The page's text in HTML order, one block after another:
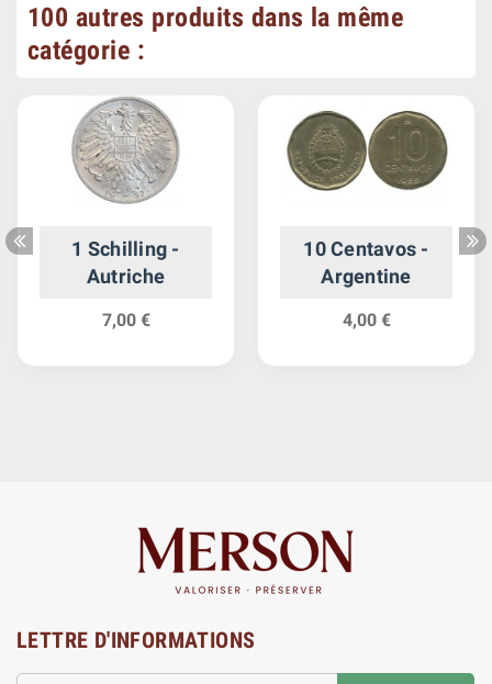
100 autres produits dans la même
catégorie :
1 Schilling -
Autriche
7,00 €
10 Centavos -
Argentine
4,00 €
LETTRE D'INFORMATIONS